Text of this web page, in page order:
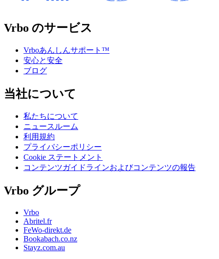
Vrbo のサービス
Vrboあんしんサポート™
安心と安全
ブログ
当社について
私たちについて
ニュースルーム
利用規約
プライバシーポリシー
Cookie ステートメント
コンテンツガイドラインおよびコンテンツの報告
Vrbo グループ
Vrbo
Abritel.fr
FeWo-direkt.de
Bookabach.co.nz
Stayz.com.au